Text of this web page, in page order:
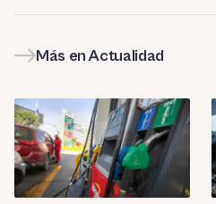
Más en Actualidad